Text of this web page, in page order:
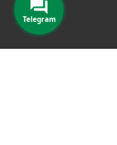
Telegram